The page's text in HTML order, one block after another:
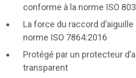
conforme à la norme ISO
La force du raccord
norme ISO 7864:2016
Protégé par un protecteur
transparent